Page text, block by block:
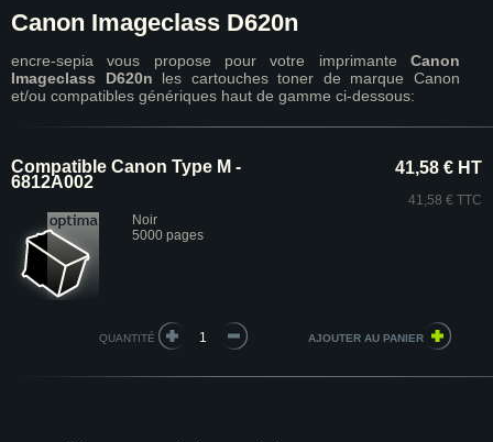
Canon Imageclass D620n
encre-sepia vous propose pour votre imprimante Canon
Imageclass D620n les cartouches toner de marque Canon
et/ou compatibles génériques haut de gamme ci-dessous:
Compatible Canon Type M -
6812A002
Noir
5000 pages
41,58 € HT
41,58 € TTC
QUANTITÉ